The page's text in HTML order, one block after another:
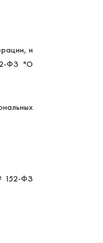
и
ФЗ "О
152-ФЗ